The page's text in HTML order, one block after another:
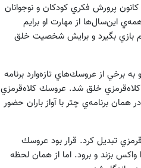
كانون پرورش فكري كودكان و نوجوانان
اين‌سال‌ها از مهارت او برايم
بگيرد و برايش شخصيت خلق
برخي از عروسك‌هاي تازه‌وارد برنامه
خلق شد. عروسك كلاه‌قرمزي
برنامه‌ي چتر با آواز باران حضور
تبديل كرد. قرار بود عروسك
بزند و برود. اما از همان لحظه